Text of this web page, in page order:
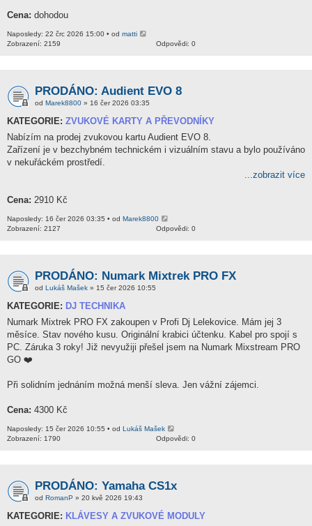
Cena: dohodou
Naposledy: 22 črc 2026 15:00 • od matti
Odpovědi: 0
Zobrazení: 2159
PRODÁNO: Audient EVO 8
od Marek8800 » 16 čer 2026 03:35
KATEGORIE: ZVUKOVÉ KARTY A PŘEVODNÍKY
Nabízím na prodej zvukovou kartu Audient EVO 8.
Zařízení je v bezchybném technickém i vizuálním stavu a bylo používáno
v nekuřáckém prostředí.
...zobrazit více
Cena: 2910 Kč
Naposledy: 16 čer 2026 03:35 • od Marek8800
Odpovědi: 0
Zobrazení: 2127
PRODÁNO: Numark Mixtrek PRO FX
od Lukáš Mašek » 15 čer 2026 10:55
KATEGORIE: DJ TECHNIKA
Numark Mixtrek PRO FX zakoupen v Profi Dj Lelekovice. Mám jej 3
měsíce. Stav nového kusu. Originální krabici účtenku. Kabel pro spojí s
PC. Záruka 3 roky! Již nevyužiji přešel jsem na Numark Mixstream PRO
GO ❤️
Při solidním jednáním možná menší sleva. Jen vážní zájemci.
Cena: 4300 Kč
Naposledy: 15 čer 2026 10:55 • od Lukáš Mašek
Odpovědi: 0
Zobrazení: 1790
PRODÁNO: Yamaha CS1x
od RomanP » 20 kvě 2026 19:43
KATEGORIE: KLÁVESY A ZVUKOVÉ MODULY